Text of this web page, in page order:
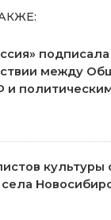
между
и
культуры
села